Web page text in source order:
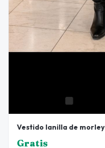
Vestido lanilla de morley
Gratis